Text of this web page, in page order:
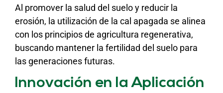
Al promover la salud del suelo y reducir la
erosión, la utilización de la cal apagada se alinea
con los principios de agricultura regenerativa,
buscando mantener la fertilidad del suelo para
las generaciones futuras.
Innovación en la Aplicación